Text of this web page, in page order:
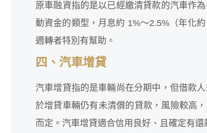
原車融資指的是以已經繳清貸款的汽車作
動資金的類型，月息約 1%～2.5%（年化
週轉者特別有幫助。
四、汽車增貸
汽車增貸指的是車輛尚在分期中，但借款
於增貸車輛仍有未清償的貸款，風險較高
而定。汽車增貸適合信用良好、且確定有